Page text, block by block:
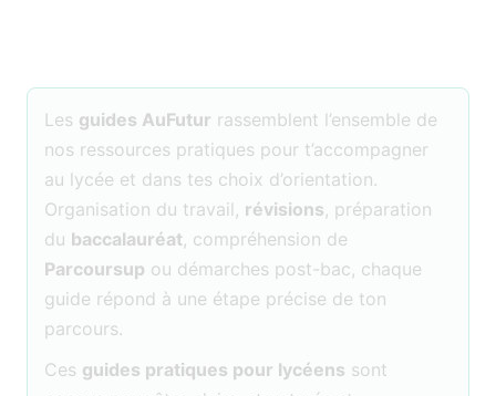
Les guides AuFutur rassemblent l’ensemble de
nos ressources pratiques pour t’accompagner
au lycée et dans tes choix d’orientation.
Organisation du travail, révisions, préparation
du baccalauréat, compréhension de
Parcoursup ou démarches post-bac, chaque
guide répond à une étape précise de ton
parcours.
Ces guides pratiques pour lycéens sont